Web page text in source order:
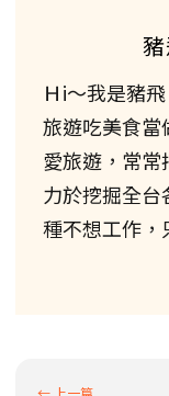
Ｈi～我是豬
旅遊吃美食當
愛旅遊，常
力於挖掘全
種不想工作，